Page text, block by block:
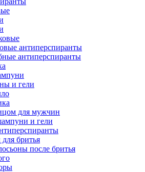
антиперспиранты
антиперспиранты
и гели
для мужчин
и гели
бритья
после бритья